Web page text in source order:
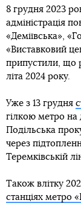
8 грудня 2023
адміністрація
«Деміївська»,
«Виставковий
припустили, що
літа 2024 року.
Уже з 13 грудня
гілкою метро на
Подільська
через
Теремківській
Також влітку
станціях метро